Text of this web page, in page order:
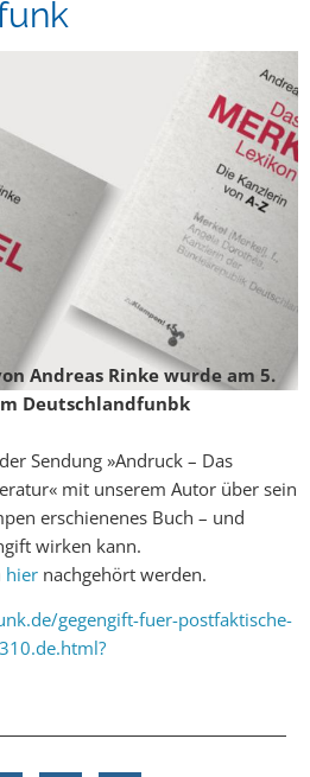
Andreas Rinke wurde am 5.
Deutschlandfunbk
Sendung »Andruck – Das
mit unserem Autor über sein
erschienenes Buch – und
wirken kann.
hier nachgehört werden.
gegengift-fuer-postfaktische-